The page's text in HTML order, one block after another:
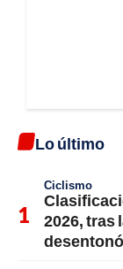
Lo último
Ciclismo
2026, tras
desentonó